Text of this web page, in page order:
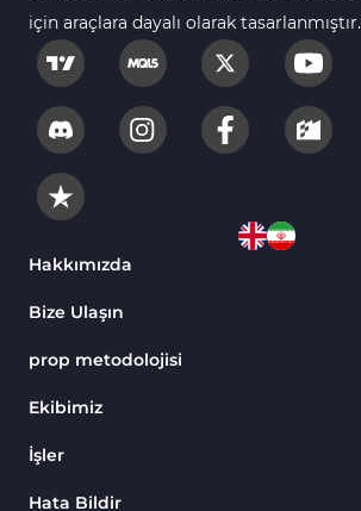
için araçlara dayalı olarak tasarlanmıştır.
Hakkımızda
Bize Ulaşın
prop metodolojisi
Ekibimiz
İşler
Hata Bildir